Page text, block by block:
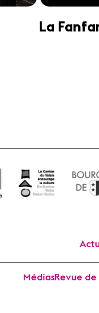
MédiasRevue de